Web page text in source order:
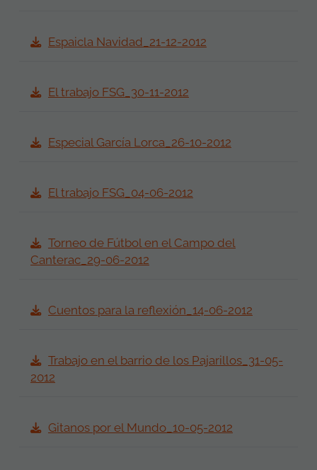
Espaicla Navidad_21-12-2012
El trabajo FSG_30-11-2012
Especial García Lorca_26-10-2012
El trabajo FSG_04-06-2012
Torneo de Fútbol en el Campo del
Canterac_29-06-2012
Cuentos para la reflexión_14-06-2012
Trabajo en el barrio de los Pajarillos_31-05-
2012
Gitanos por el Mundo_10-05-2012